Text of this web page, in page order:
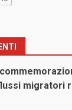
migratori